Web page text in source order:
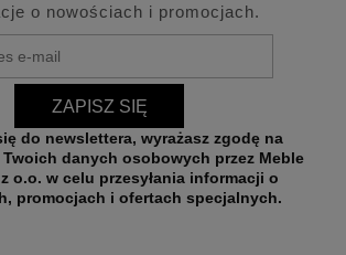
o nowościach i promocjach.
ZAPISZ SIĘ
do newslettera, wyrażasz zgodę na
danych osobowych przez Meble
informacji o
promocjach i ofertach specjalnych.